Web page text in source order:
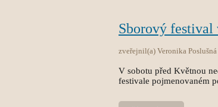
Sborový festival
zveřejnil(a) Veronika Poslušná
V sobotu před Květnou
festivale pojmenovaném